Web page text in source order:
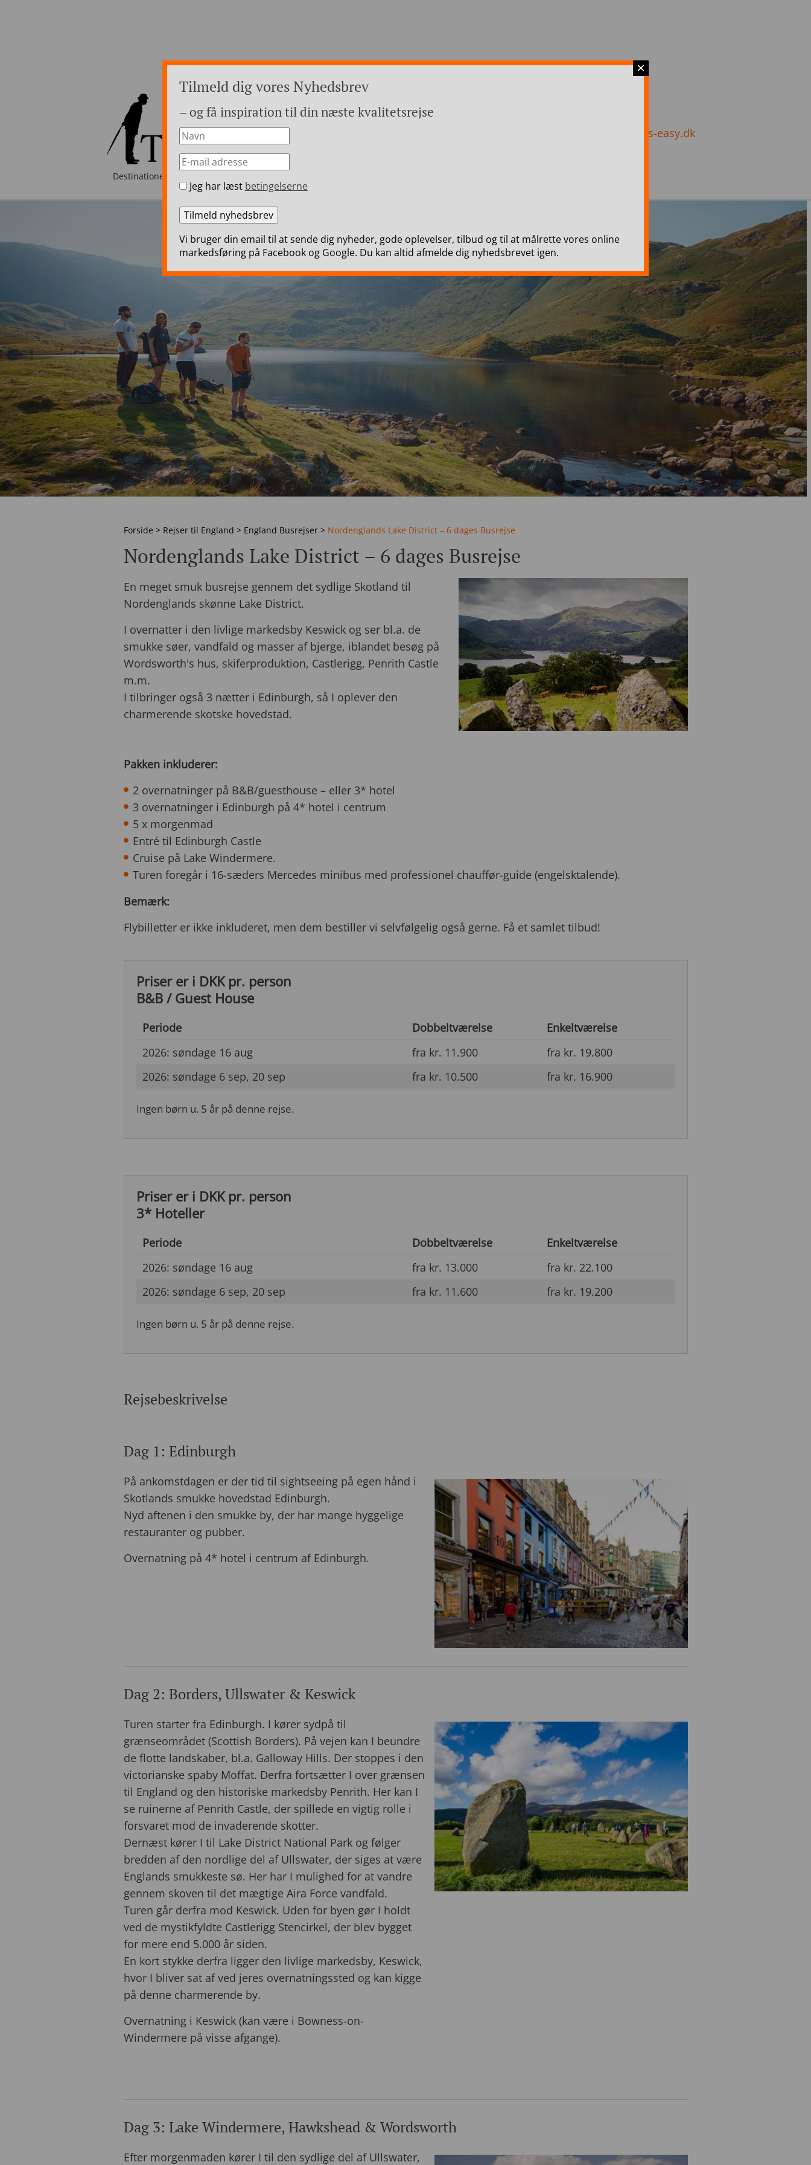
info@travels-easy.dk
Destinationer
Forside > Rejser til England > England Busrejser> Nordenglands Lake District – 6 dages Busrejse
Nordenglands Lake District – 6 dages Busrejse
En meget smuk busrejse gennem det sydlige Skotland til
Nordenglands skønne Lake District.
I overnatter i den livlige markedsby Keswick og ser bl.a. de
smukke søer, vandfald og masser af bjerge, iblandet besøg på
Wordsworth's hus, skiferproduktion, Castlerigg, Penrith Castle
m.m.
I tilbringer også 3 nætter i Edinburgh, så I oplever den
charmerende skotske hovedstad.
Pakken inkluderer:
2 overnatninger på B&B/guesthouse – eller 3* hotel
3 overnatninger i Edinburgh på 4* hotel i centrum
5 x morgenmad
Entré til Edinburgh Castle
Cruise på Lake Windermere.
Turen foregår i 16-sæders Mercedes minibus med professionel chauffør-guide (engelsktalende).
Bemærk:
Flybilletter er ikke inkluderet, men dem bestiller vi selvfølgelig også gerne. Få et samlet tilbud!
Priser er i DKK pr. person
B&B / Guest House
Periode Dobbeltværelse
Enkeltværelse
2026: søndage 16 aug
fra kr. 11.900
fra kr. 19.800
2026: søndage 6 sep, 20 sep
fra kr. 10.500 fra kr. 16.900
Ingen børn u. 5 år på denne rejse.
Priser er i DKK pr. person
3* Hoteller
Periode Dobbeltværelse
Enkeltværelse
2026: søndage 16 aug
fra kr. 13.000
fra kr. 22.100
2026: søndage 6 sep, 20 sep
fra kr. 11.600 fra kr. 19.200
Ingen børn u. 5 år på denne rejse.
Rejsebeskrivelse
Dag 1: Edinburgh
På ankomstdagen er der tid til sightseeing på egen hånd i
Skotlands smukke hovedstad Edinburgh.
Nyd aftenen i den smukke by, der har mange hyggelige
restauranter og pubber.
Overnatning på 4* hotel i centrum af Edinburgh.
Dag 2: Borders, Ullswater & Keswick
Turen starter fra Edinburgh. I kører sydpå til
grænseområdet (Scottish Borders). På vejen kan I beundre
de flotte landskaber, bl.a. Galloway Hills. Der stoppes i den
victorianske spaby Moffat. Derfra fortsætter I over grænsen
til England og den historiske markedsby Penrith. Her kan I
se ruinerne af Penrith Castle, der spillede en vigtig rolle i
forsvaret mod de invaderende skotter.
Dernæst kører I til Lake District National Park og følger
bredden af den nordlige del af Ullswater, der siges at være
Englands smukkeste sø. Her har I mulighed for at vandre
gennem skoven til det mægtige Aira Force vandfald.
Turen går derfra mod Keswick. Uden for byen gør I holdt
ved de mystikfyldte Castlerigg Stencirkel, der blev bygget
for mere end 5.000 år siden.
En kort stykke derfra ligger den livlige markedsby, Keswick,
hvor I bliver sat af ved jeres overnatningssted og kan kigge
på denne charmerende by.
Overnatning i Keswick (kan være i Bowness-on-
Windermere på visse afgange).
Dag 3: Lake Windermere, Hawkshead & Wordsworth
Efter morgenmaden kører I til den sydlige del af Ullswater,
Tilmeld dig vores Nyhedsbrev
– og få inspiration til din næste kvalitetsrejse
Jeg har læst betingelserne
Vi bruger din email til at sende dig nyheder, gode oplevelser, tilbud og til at målrette vores online
markedsføring på Facebook og Google. Du kan altid afmelde dig nyhedsbrevet igen.
×